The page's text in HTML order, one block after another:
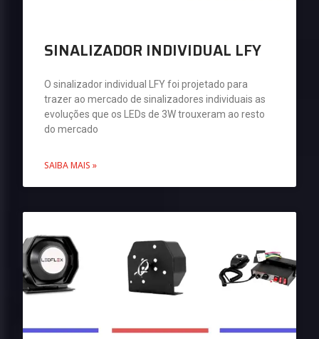
SINALIZADOR INDIVIDUAL LFY
O sinalizador individual LFY foi projetado para
trazer ao mercado de sinalizadores individuais as
evoluções que os LEDs de 3W trouxeram ao resto
do mercado
SAIBA MAIS »